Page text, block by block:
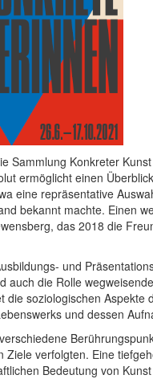
Sammlung Konkreter
ermöglicht einen
eine repräsentative
bekannt machte. Einen
das 2018 die
und
auch die Rolle
soziologischen
und dessen
verfolgten. Eine
Bedeutung von